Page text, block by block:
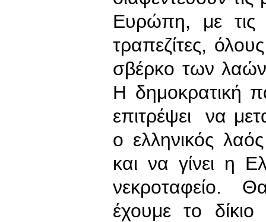
Ευρώπη, με τις
τραπεζίτες,
σβέρκο των
Η δημοκρατική
επιτρέψει να
ο ελληνικός
και να γίνει η
νεκροταφείο.
έχουμε το